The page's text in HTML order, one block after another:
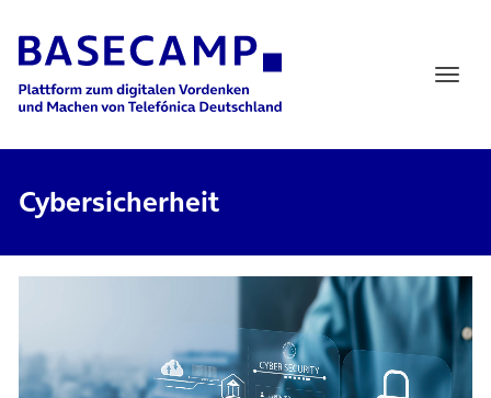
Main Navigation
Cybersicherheit